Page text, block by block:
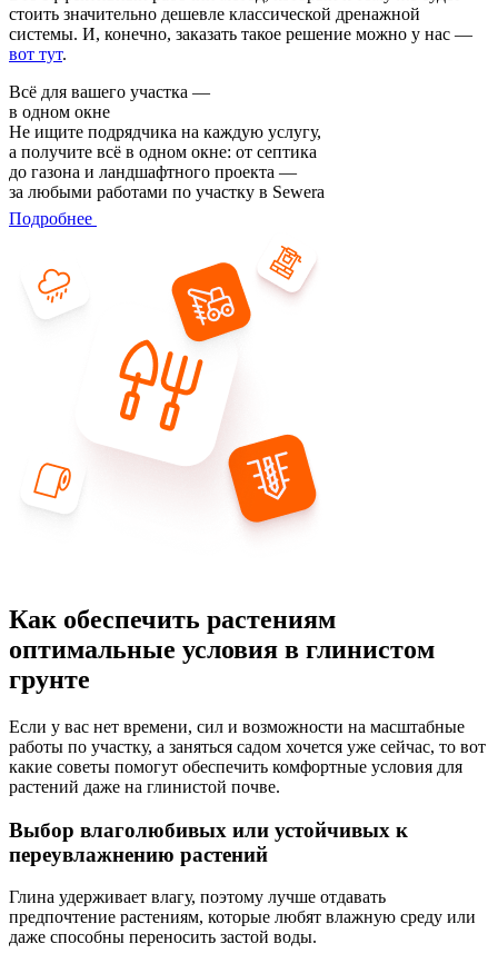
стоить значительно дешевле классической дренажной
системы. И, конечно, заказать такое решение можно у нас —
вот тут.
Всё для вашего участка —
в одном окне
Не ищите подрядчика на каждую услугу,
а получите всё в одном окне: от септика
до газона и ландшафтного проекта —
за любыми работами по участку в Sewera
Подробнее
Как обеспечить растениям
оптимальные условия в глинистом
грунте
Если у вас нет времени, сил и возможности на масштабные
работы по участку, а заняться садом хочется уже сейчас, то вот
какие советы помогут обеспечить комфортные условия для
растений даже на глинистой почве.
Выбор влаголюбивых или устойчивых к
переувлажнению растений
Глина удерживает влагу, поэтому лучше отдавать
предпочтение растениям, которые любят влажную среду или
даже способны переносить застой воды.